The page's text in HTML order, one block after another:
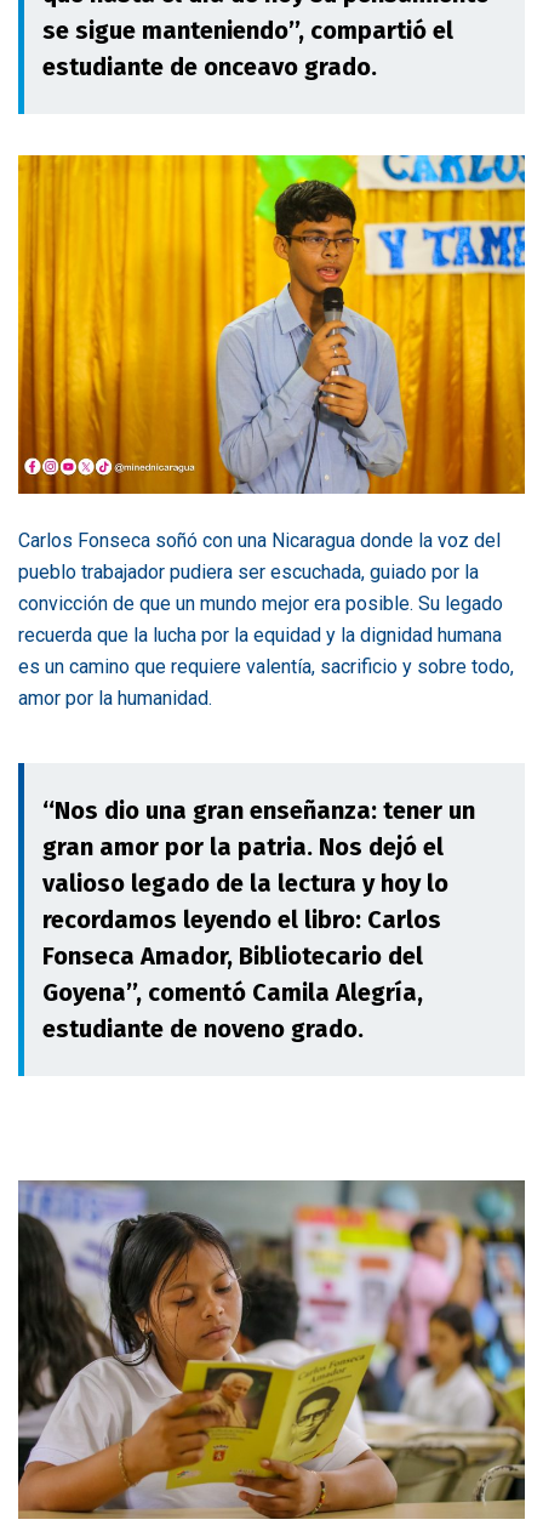
se sigue manteniendo’’, compartió el
estudiante de onceavo grado.
Carlos Fonseca soñó con una Nicaragua donde la voz del
pueblo trabajador pudiera ser escuchada, guiado por la
convicción de que un mundo mejor era posible. Su legado
recuerda que la lucha por la equidad y la dignidad humana
es un camino que requiere valentía, sacrificio y sobre todo,
amor por la humanidad.
‘‘Nos dio una gran enseñanza: tener un
gran amor por la patria. Nos dejó el
valioso legado de la lectura y hoy lo
recordamos leyendo el libro: Carlos
Fonseca Amador, Bibliotecario del
Goyena’’, comentó Camila Alegría,
estudiante de noveno grado.